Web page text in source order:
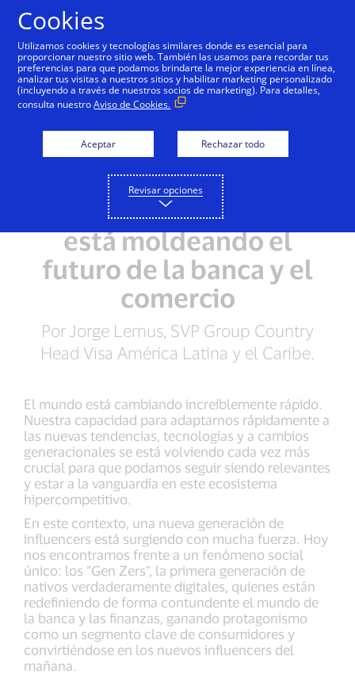
Cómo la generación Z
está moldeando el
futuro de la banca y el
comercio
Por Jorge Lemus, SVP Group Country
Head Visa América Latina y el Caribe.
El mundo está cambiando increíblemente rápido.
Nuestra capacidad para adaptarnos rápidamente a
las nuevas tendencias, tecnologías y a cambios
generacionales se está volviendo cada vez más
crucial para que podamos seguir siendo relevantes
y estar a la vanguardia en este ecosistema
hipercompetitivo.
En este contexto, una nueva generación de
influencers está surgiendo con mucha fuerza. Hoy
nos encontramos frente a un fenómeno social
único: los “Gen Zers”, la primera generación de
nativos verdaderamente digitales, quienes están
redefiniendo de forma contundente el mundo de
la banca y las finanzas, ganando protagonismo
como un segmento clave de consumidores y
convirtiéndose en los nuevos influencers del
mañana.
Cookies
Utilizamos cookies y tecnologías similares donde es esencial para
proporcionar nuestro sitio web. También las usamos para recordar tus
preferencias para que podamos brindarte la mejor experiencia en línea,
analizar tus visitas a nuestros sitios y habilitar marketing personalizado
(incluyendo a través de nuestros socios de marketing). Para detalles,
consulta nuestroAviso de Cookies.
Aceptar Rechazar todo
Revisar opciones